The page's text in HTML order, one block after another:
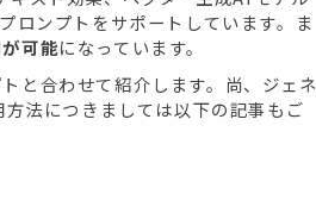
ロンプトをサポートしています。ま
可能になっています。
と合わせて紹介します。尚、ジェネ
法につきましては以下の記事もご